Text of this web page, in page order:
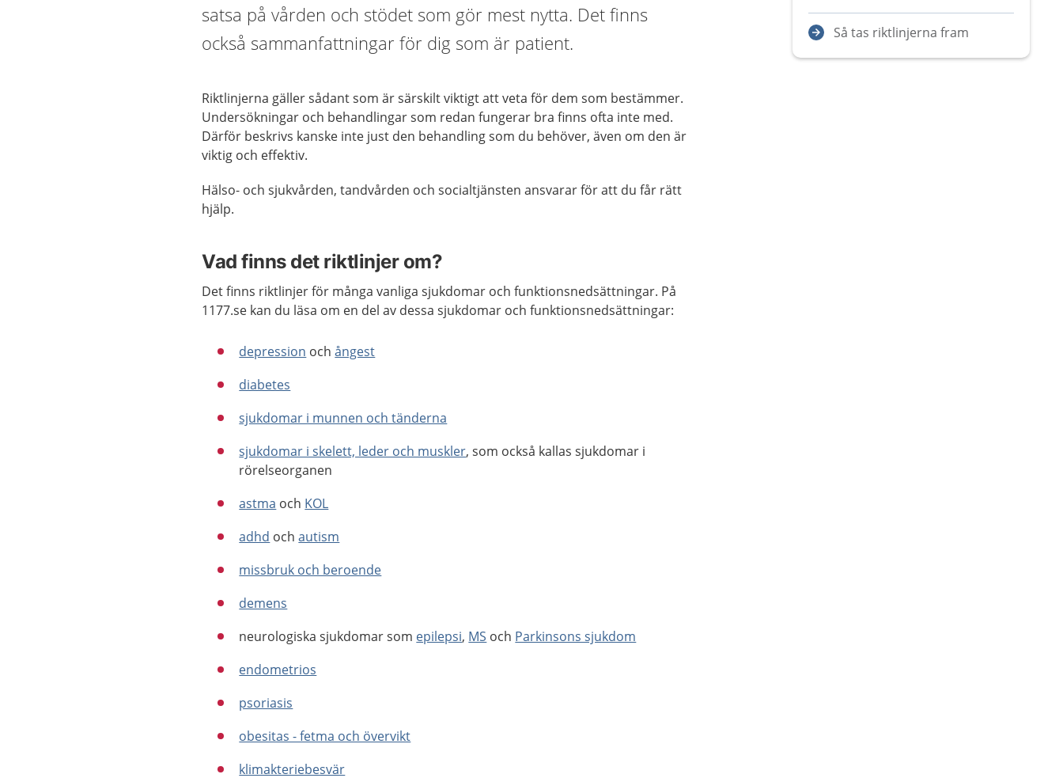
satsa på vården och stödet som gör mest nytta. Det finns
också sammanfattningar för dig som är patient.
Riktlinjerna gäller sådant som är särskilt viktigt att veta för dem som bestämmer.
Undersökningar och behandlingar som redan fungerar bra finns ofta inte med.
Därför beskrivs kanske inte just den behandling som du behöver, även om den är
viktig och effektiv.
Hälso- och sjukvården, tandvården och socialtjänsten ansvarar för att du får rätt
hjälp.
Vad finns det riktlinjer om?
Det finns riktlinjer för många vanliga sjukdomar och funktionsnedsättningar. På
1177.se kan du läsa om en del av dessa sjukdomar och funktionsnedsättningar:
depression ochångest
diabetes
sjukdomar i munnen och tänderna
sjukdomar i skelett, leder och muskler, som också kallas sjukdomar i
rörelseorganen
astma och KOL
adhd ochautism
missbruk och beroende
demens
neurologiska sjukdomar som epilepsi, MS och Parkinsons sjukdom
endometrios
psoriasis
obesitas - fetma och övervikt
klimakteriebesvär
Så tas riktlinjerna fram